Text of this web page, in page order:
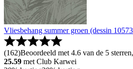
Vliesbehang summer groen (dessin
(162)Beoordeeld met 4.6 van de 5
25.59 met Club Karwei